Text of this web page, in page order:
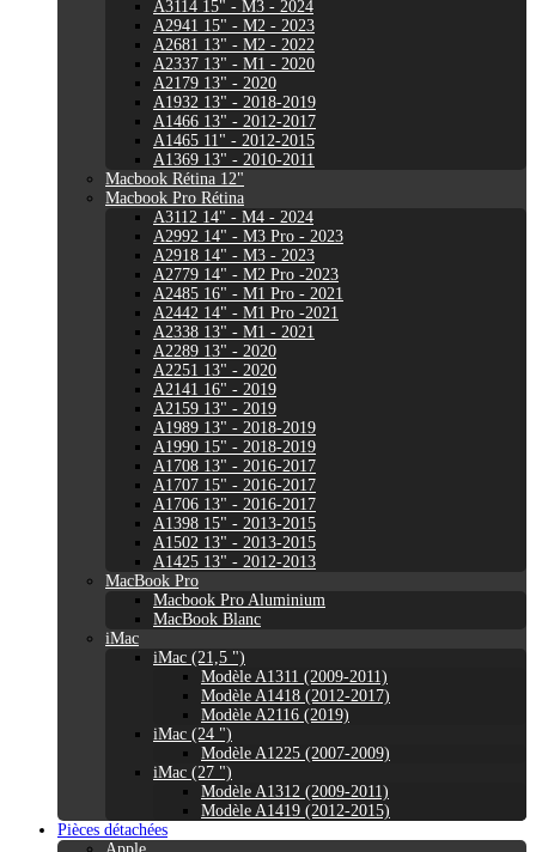
A3114 15" - M3 - 2024
A2941 15" - M2 - 2023
A2681 13" - M2 - 2022
A2337 13" - M1 - 2020
A2179 13" - 2020
A1932 13" - 2018-2019
A1466 13" - 2012-2017
A1465 11" - 2012-2015
A1369 13" - 2010-2011
Macbook Rétina 12"
Macbook Pro Rétina
A3112 14" - M4 - 2024
A2992 14" - M3 Pro - 2023
A2918 14" - M3 - 2023
A2779 14" - M2 Pro -2023
A2485 16" - M1 Pro - 2021
A2442 14" - M1 Pro -2021
A2338 13" - M1 - 2021
A2289 13" - 2020
A2251 13" - 2020
A2141 16" - 2019
A2159 13" - 2019
A1989 13" - 2018-2019
A1990 15" - 2018-2019
A1708 13" - 2016-2017
A1707 15" - 2016-2017
A1706 13" - 2016-2017
A1398 15" - 2013-2015
A1502 13" - 2013-2015
A1425 13" - 2012-2013
MacBook Pro
Macbook Pro Aluminium
MacBook Blanc
iMac
iMac (21,5 ")
Modèle A1311 (2009-2011)
Modèle A1418 (2012-2017)
Modèle A2116 (2019)
iMac (24 ")
Modèle A1225 (2007-2009)
iMac (27 ")
Modèle A1312 (2009-2011)
Modèle A1419 (2012-2015)
Pièces détachées